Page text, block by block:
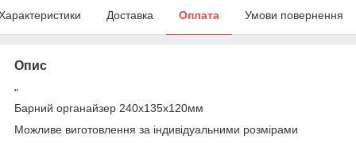
Доставка Оплата Умови повернення
Опис
"
Барний органайзер 240х135х120мм
Можливе виготовлення за індивідуальними розмірами